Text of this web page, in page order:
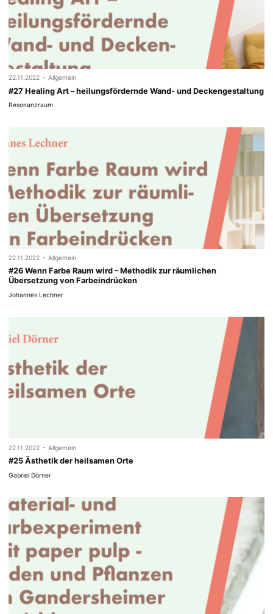
22.11.2022 - Allgemein
#27 Healing Art – heilungsfördernde Wand- und Deckengestaltung
Resonanzraum
22.11.2022 - Allgemein
#26 Wenn Farbe Raum wird – Methodik zur räumlichen
Übersetzung von Farbeindrücken
Johannes Lechner
22.11.2022 - Allgemein
#25 Ästhetik der heilsamen Orte
Gabriel Dörner